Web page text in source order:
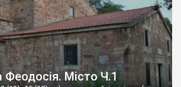
Місто Ч.1